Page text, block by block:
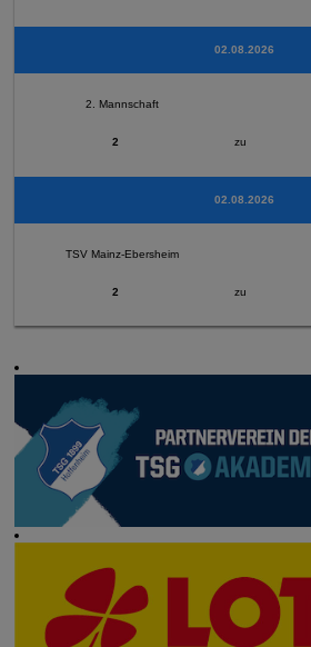
02.08.2026
2. Mannschaft
2 zu
02.08.2026
TSV Mainz-Ebersheim
2 zu